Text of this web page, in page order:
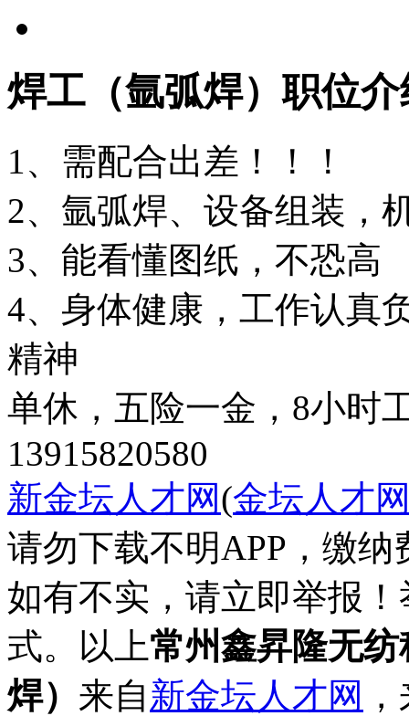
焊工（氩弧焊）职位介
1、需配合出差！！！
2、氩弧焊、设备组装，
3、能看懂图纸，不恐高
4、身体健康，工作认真
精神
单休，五险一金，8小时
新金坛人才网(金坛人才
请勿下载不明APP，缴
如有不实，请立即举报
式。以上常州鑫昇隆无
焊） 来自新金坛人才网